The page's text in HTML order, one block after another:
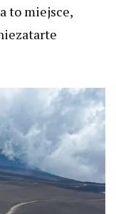
to miejsce,